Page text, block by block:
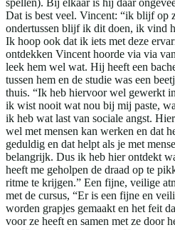
Dat is best veel. Vincent: “ik blijf op
ondertussen blijf ik dit doen, ik vind
Ik hoop ook dat ik iets met deze
ontdekken Vincent hoorde via via
leek hem wel wat. Hij heeft een
tussen hem en de studie was een
thuis. “Ik heb hiervoor wel gewerkt
ik wist nooit wat nou bij mij paste,
ik heb wat last van sociale angst.
wel met mensen kan werken en dat
geduldig en dat helpt als je met
belangrijk. Dus ik heb hier ontdekt
heeft me geholpen de draad op te
ritme te krijgen.” Een fijne, veilige
met de cursus, “Er is een fijne en
worden grapjes gemaakt en het feit
voor ze heeft en samen met ze door